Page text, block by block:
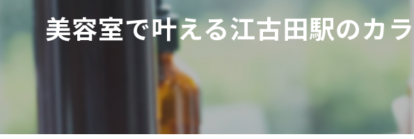
美容室で叶える江古田駅のカ